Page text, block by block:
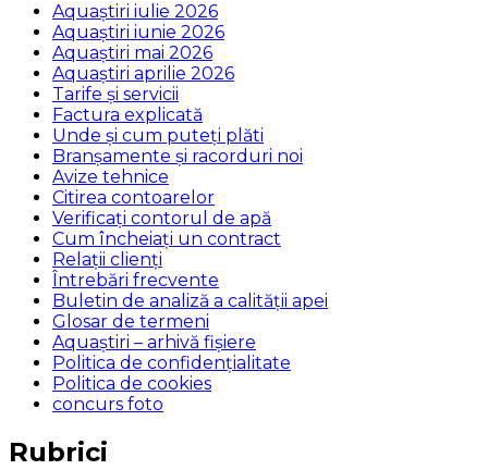
Aquaștiri iulie 2026
Aquaștiri iunie 2026
Aquaștiri mai 2026
Aquaștiri aprilie 2026
Tarife și servicii
Factura explicată
Unde și cum puteţi plăti
Branșamente și racorduri noi
Avize tehnice
Citirea contoarelor
Verificaţi contorul de apă
Cum încheiaţi un contract
Relaţii clienţi
Întrebări frecvente
Buletin de analiză a calităţii apei
Glosar de termeni
Aquaștiri – arhivă fișiere
Politica de confidențialitate
Politica de cookies
concurs foto
Rubrici